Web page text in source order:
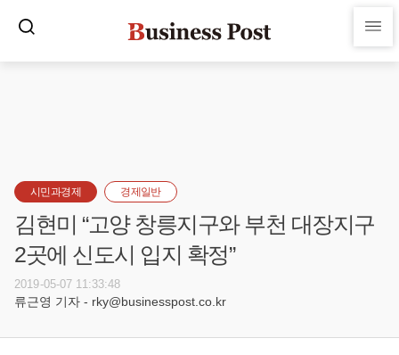
시민과경제 경제일반
김현미 “고양 창릉지구와 부천 대장지구
2곳에 신도시 입지 확정”
2019-05-07 11:33:48
류근영 기자 - rky@businesspost.co.kr